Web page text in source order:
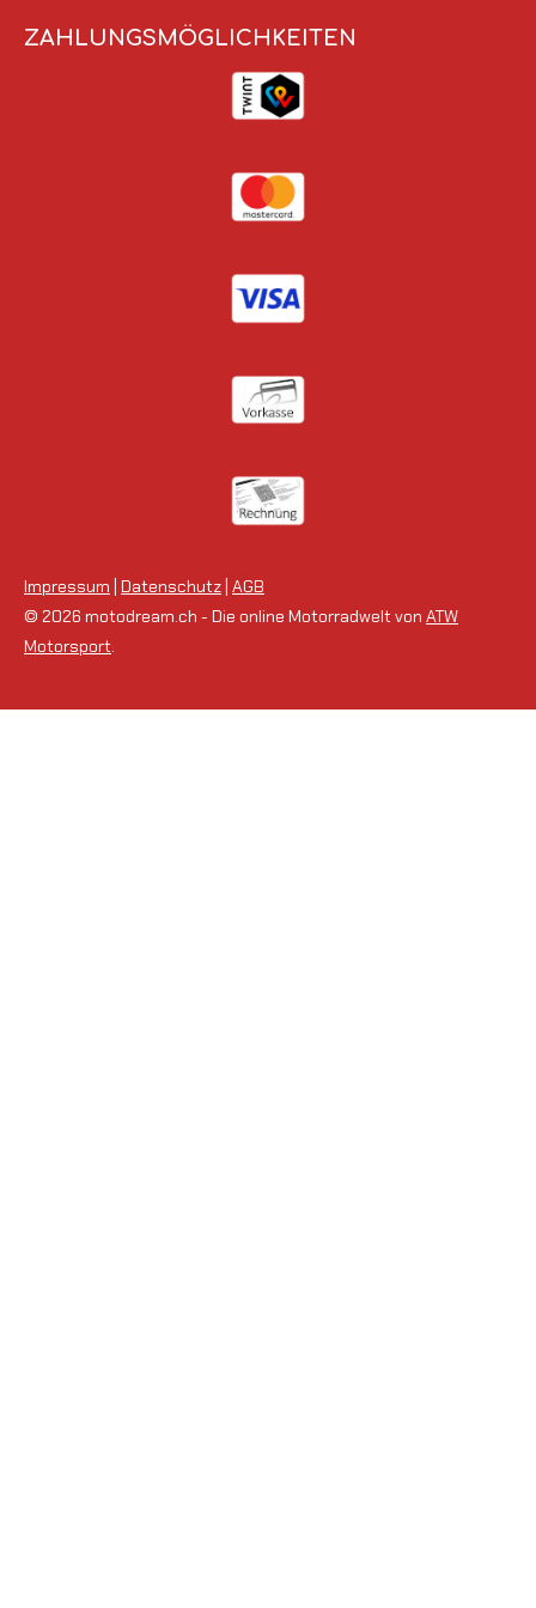
ZAHLUNGSMÖGLICHKEITEN
Impressum Datenschutz AGB
© 2026 motodream.ch - Die online Motorradwelt von ATW
Motorsport.